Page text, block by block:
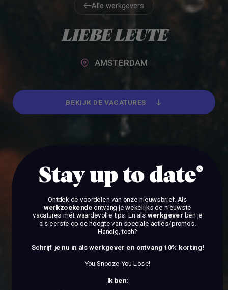
Alle werkgevers
LIEBE LEUTE
AMSTERDAM
BEKIJK DE VACATURES
BEKIJK DE VACATURES
Stay up to date
Ontdek de voordelen van onze nieuwsbrief. Als
werkzoekendeontvang je wekelijks de nieuwste
vacatures mét waardevolle tips. En als werkgever ben je
als eerste op de hoogte van speciale acties/promo's.
Handig, toch?
Schrijf je nu in als werkgever en ontvang 10% korting!
You Snooze You Lose!
Ik ben: